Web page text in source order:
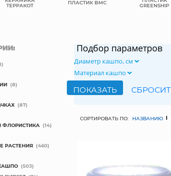
ТЕРРАКОТ ПЛАСТИК BMC GREENSHIP
Подбор параметров
Диаметр кашпо, см
Материал кашпо
СОРТИРОВАТЬ ПО: НАЗВАНИЮ
(8)
(87)
ФЛОРИСТИКА (14)
РАСТЕНИЯ (460)
(503)